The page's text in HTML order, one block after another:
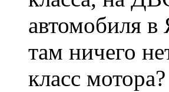
автомобиля
там ничего
класс мотора?